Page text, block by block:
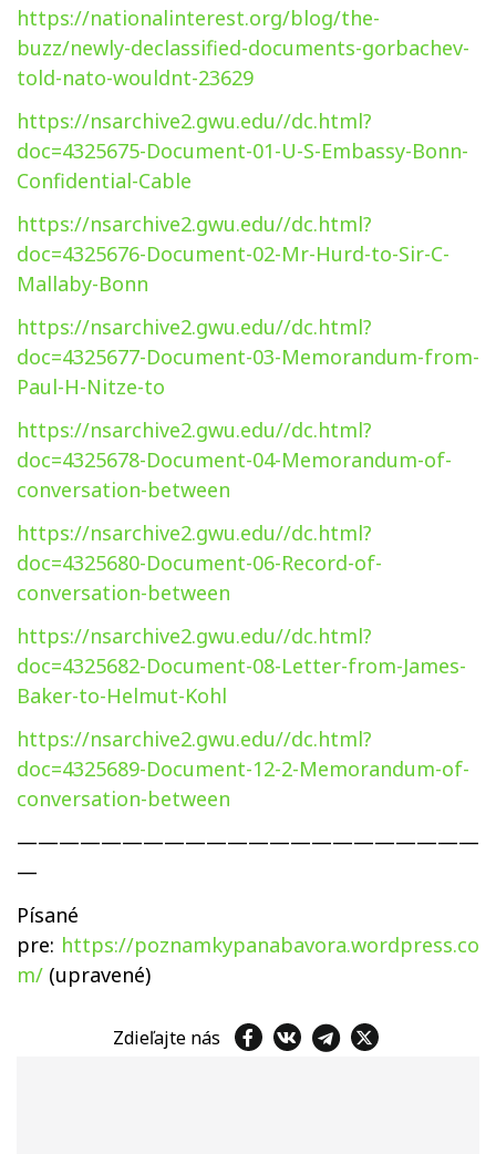
https://nationalinterest.org/blog/the-
buzz/newly-declassified-documents-gorbachev-
told-nato-wouldnt-23629
https://nsarchive2.gwu.edu//dc.html?
doc=4325675-Document-01-U-S-Embassy-Bonn-
Confidential-Cable
https://nsarchive2.gwu.edu//dc.html?
doc=4325676-Document-02-Mr-Hurd-to-Sir-C-
Mallaby-Bonn
https://nsarchive2.gwu.edu//dc.html?
doc=4325677-Document-03-Memorandum-from-
Paul-H-Nitze-to
https://nsarchive2.gwu.edu//dc.html?
doc=4325678-Document-04-Memorandum-of-
conversation-between
https://nsarchive2.gwu.edu//dc.html?
doc=4325680-Document-06-Record-of-
conversation-between
https://nsarchive2.gwu.edu//dc.html?
doc=4325682-Document-08-Letter-from-James-
Baker-to-Helmut-Kohl
https://nsarchive2.gwu.edu//dc.html?
doc=4325689-Document-12-2-Memorandum-of-
conversation-between
——————————————————————
—
Písané
pre: https://poznamkypanabavora.wordpress.co
m/ (upravené)
Zdieľajte nás